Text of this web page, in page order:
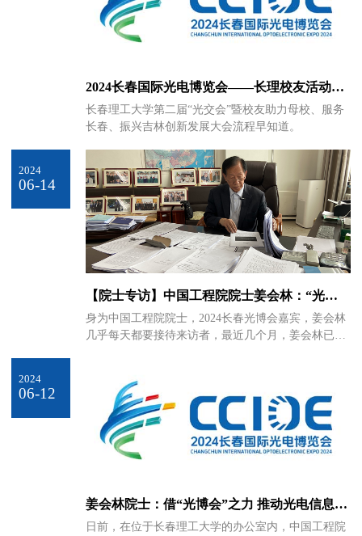
2024长春国际光电博览会——长理校友活动早
知道！
长春理工大学第二届“光交会”暨校友助力母校、服务
长春、振兴吉林创新发展大会流程早知道。
2024
06-14
【院士专访】中国工程院院士姜会林：“光博
会是世界了解长春、支持长春、发展长春的国
际舞台”
身为中国工程院院士，2024长春光博会嘉宾，姜会林
几乎每天都要接待来访者，最近几个月，姜会林已全
2024
06-12
姜会林院士：借“光博会”之力 推动光电信息产
业发展
日前，在位于长春理工大学的办公室内，中国工程院